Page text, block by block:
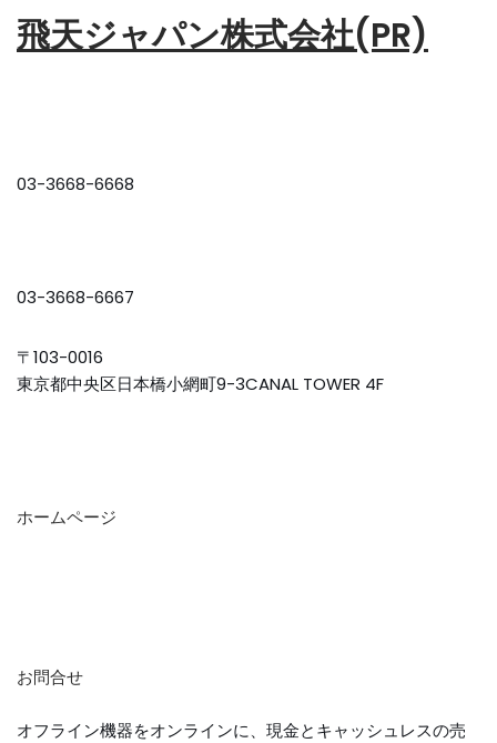
飛天ジャパン株式会社(PR)
03-3668-6668
03-3668-6667
〒103-0016
東京都中央区日本橋小網町9-3CANAL TOWER 4F
ホームページ
お問合せ
オフライン機器をオンラインに、現金とキャッシュレスの売